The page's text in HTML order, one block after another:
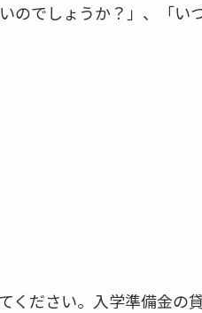
のでしょうか？」、「い
ださい。入学準備金の